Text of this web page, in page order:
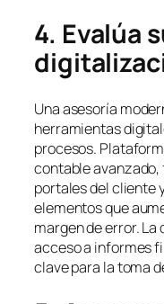
4. Evalúa
Una asesoría
herramientas
procesos.
contable
portales del cliente
elementos que
margen de error.
acceso a informes
clave para la toma